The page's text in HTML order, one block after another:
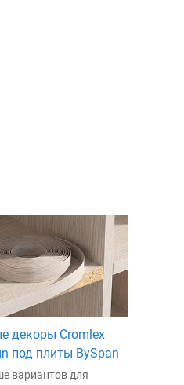
декоры Cromlex
под плиты BySpan
вариантов для